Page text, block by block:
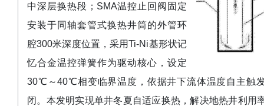
中深层换热段；SMA温控止回阀固定
安装于同轴套管式换热井筒的外管环
腔300米深度位置，采用Ti‑Ni基形状记
忆合金温控弹簧作为驱动核心，设定
30℃～40℃相变临界温度，依据井下流体温度自主触
闭。本发明实现单井冬夏自适应换热，解决地热井利用